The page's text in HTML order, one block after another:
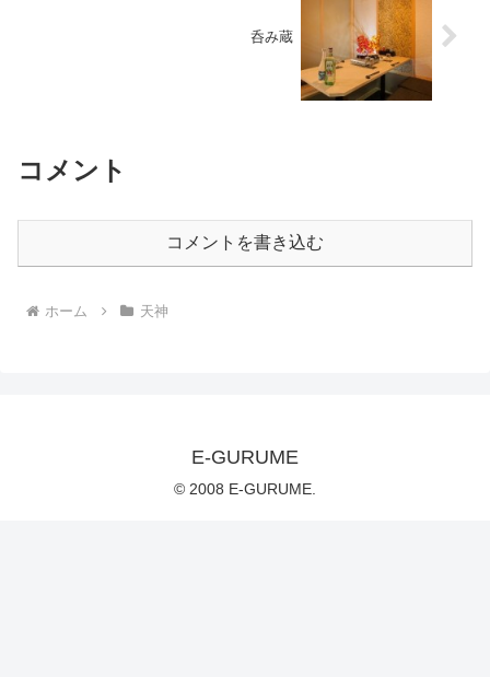
呑み蔵
コメント
コメントを書き込む
ホーム 天神
E-GURUME
© 2008 E-GURUME.